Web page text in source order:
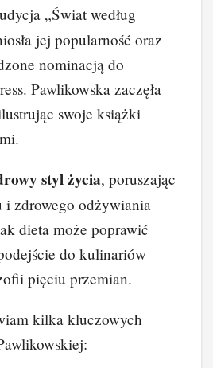
„Świat według
jej popularność oraz
nominacją do
Pawlikowska zaczęła
swoje książki
styl życia, poruszając
i zdrowego odżywiania
dieta może poprawić
do kulinariów
pięciu przemian.
kilka kluczowych